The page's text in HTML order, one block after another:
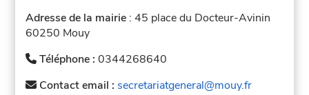
Adresse de la mairie : 45 place du Docteur-Avinin
60250 Mouy
Téléphone :0344268640
Contact email : secretariatgeneral@mouy.fr